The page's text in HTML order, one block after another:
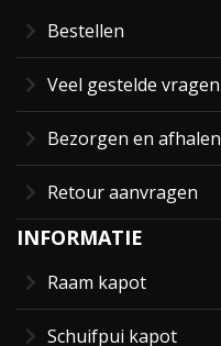
Bestellen
Veel gestelde vragen
Bezorgen en afhalen
Retour aanvragen
INFORMATIE
Raam kapot
Schuifpui kapot